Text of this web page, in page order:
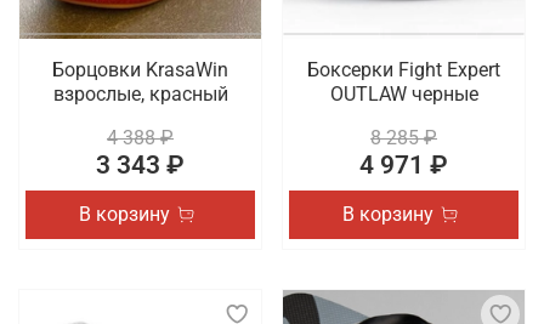
Борцовки KrasaWin
взрослые, красный
4 388 ₽
3 343 ₽
В корзину
Боксерки Fight Expert
OUTLAW черные
8 285 ₽
4 971 ₽
В корзину